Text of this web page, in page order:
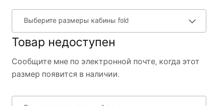
Выберите размеры кабины fold
Товар недоступен
Сообщите мне по электронной почте, когда этот
размер появится в наличии.